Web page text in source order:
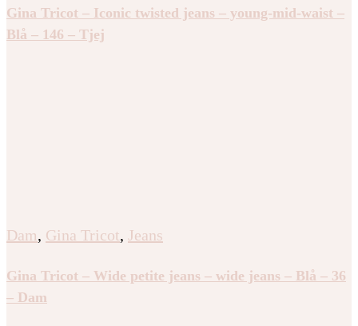
Gina Tricot – Iconic twisted jeans – young-mid-waist –
Blå – 146 – Tjej
Dam, Gina Tricot, Jeans
Gina Tricot – Wide petite jeans – wide jeans – Blå – 36
– Dam